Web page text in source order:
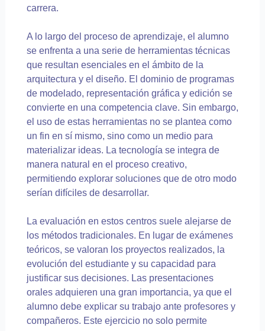
carrera.
A lo largo del proceso de aprendizaje, el alumno
se enfrenta a una serie de herramientas técnicas
que resultan esenciales en el ámbito de la
arquitectura y el diseño. El dominio de programas
de modelado, representación gráfica y edición se
convierte en una competencia clave. Sin embargo,
el uso de estas herramientas no se plantea como
un fin en sí mismo, sino como un medio para
materializar ideas. La tecnología se integra de
manera natural en el proceso creativo,
permitiendo explorar soluciones que de otro modo
serían difíciles de desarrollar.
La evaluación en estos centros suele alejarse de
los métodos tradicionales. En lugar de exámenes
teóricos, se valoran los proyectos realizados, la
evolución del estudiante y su capacidad para
justificar sus decisiones. Las presentaciones
orales adquieren una gran importancia, ya que el
alumno debe explicar su trabajo ante profesores y
compañeros. Este ejercicio no solo permite